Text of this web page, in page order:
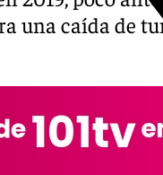
una caída de